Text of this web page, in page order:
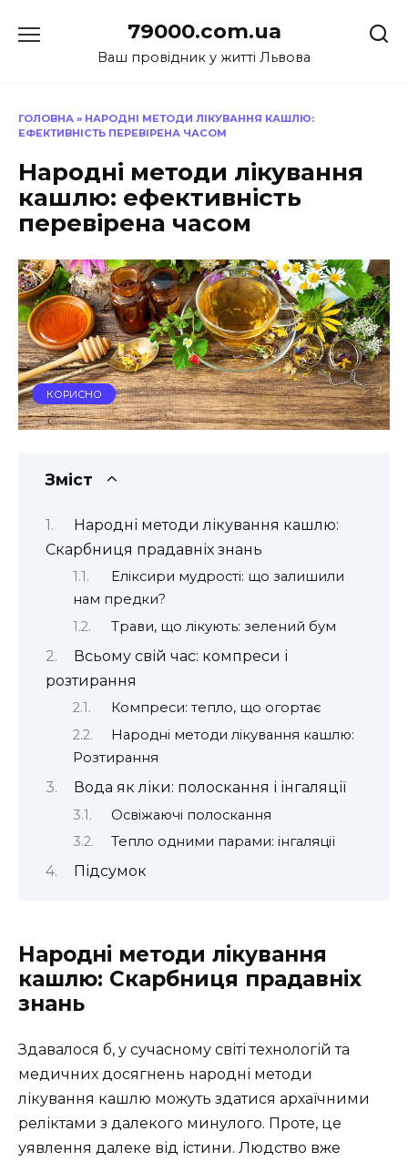
до
79000.com.ua
Ваш провідник у житті Львова
ГОЛОВНА » НАРОДНІ МЕТОДИ ЛІКУВАННЯ КАШЛЮ:
ЕФЕКТИВНІСТЬ ПЕРЕВІРЕНА ЧАСОМ
Народні методи лікування
кашлю: ефективність
перевірена часом
КОРИСНО
Зміст
Народні методи лікування кашлю:
Скарбниця прадавніх знань
Еліксири мудрості: що залишили
нам предки?
Трави, що лікують: зелений бум
Всьому свій час: компреси і
розтирання
Компреси: тепло, що огортає
Народні методи лікування кашлю:
Розтирання
Вода як ліки: полоскання і інгаляції
Освіжаючі полоскання
Тепло одними парами: інгаляції
Підсумок
Народні методи лікування
кашлю: Скарбниця прадавніх
знань
Здавалося б, у сучасному світі технологій та
медичних досягнень народні методи
лікування кашлю можуть здатися архаїчними
реліктами з далекого минулого. Проте, це
уявлення далеке від істини. Людство вже